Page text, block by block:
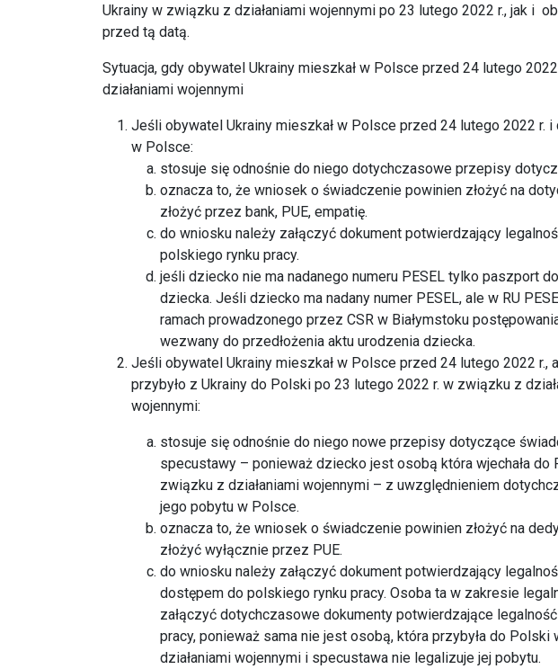
Ukrainy w związku z działaniami wojennymi po 23 lutego 2022 r., jak i
przed tą datą.
Sytuacja, gdy obywatel Ukrainy mieszkał w Polsce przed 24 lutego
działaniami wojennymi
Jeśli obywatel Ukrainy mieszkał w Polsce przed 24 lutego 2022 r.
w Polsce:
stosuje się odnośnie do niego dotychczasowe przepisy
oznacza to, że wniosek o świadczenie powinien złożyć na
złożyć przez bank, PUE, empatię.
do wniosku należy załączyć dokument potwierdzający
polskiego rynku pracy.
jeśli dziecko nie ma nadanego numeru PESEL tylko paszport
dziecka. Jeśli dziecko ma nadany numer PESEL, ale w RU
ramach prowadzonego przez CSR w Białymstoku
wezwany do przedłożenia aktu urodzenia dziecka.
Jeśli obywatel Ukrainy mieszkał w Polsce przed 24 lutego 2022
przybyło z Ukrainy do Polski po 23 lutego 2022 r. w związku z
wojennymi:
stosuje się odnośnie do niego nowe przepisy dotyczące
specustawy – ponieważ dziecko jest osobą która wjechała do
związku z działaniami wojennymi – z uwzględnieniem
jego pobytu w Polsce.
oznacza to, że wniosek o świadczenie powinien złożyć na
złożyć wyłącznie przez PUE.
do wniosku należy załączyć dokument potwierdzający
dostępem do polskiego rynku pracy. Osoba ta w zakresie
załączyć dotychczasowe dokumenty potwierdzające
pracy, ponieważ sama nie jest osobą, która przybyła do Polski
działaniami wojennymi i specustawa nie legalizuje jej pobytu.